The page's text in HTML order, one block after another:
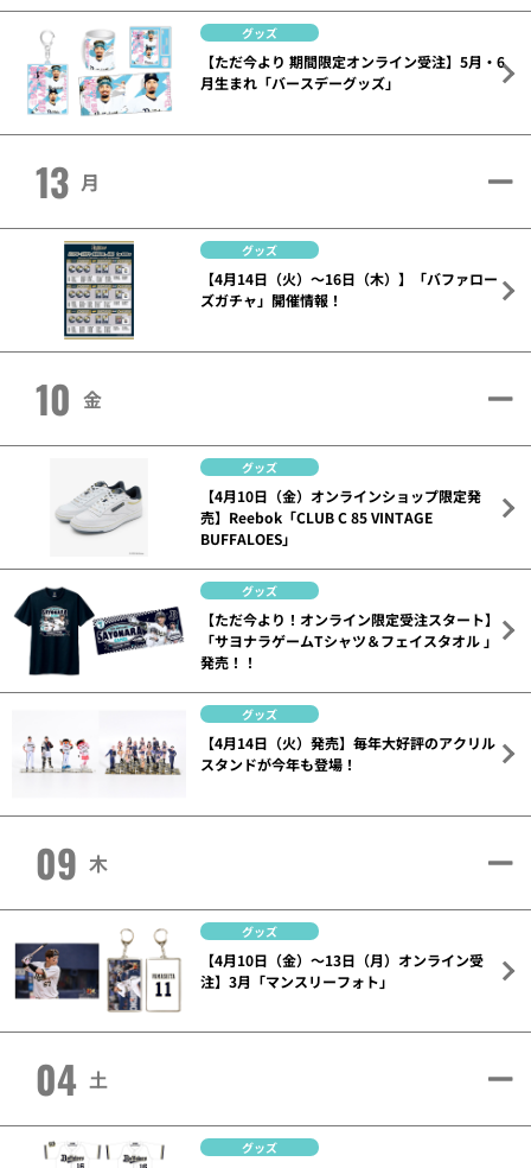
グッズ
【ただ今より 期間限定オンライン受注】5月・6
月生まれ「バースデーグッズ」
13 月
グッズ
【4月14日（火）～16日（木）】「バファロー
ズガチャ」開催情報！
10 金
グッズ
【4月10日（金）オンラインショップ限定発
売】Reebok「CLUB C 85 VINTAGE
BUFFALOES」
グッズ
【ただ今より！オンライン限定受注スタート】
「サヨナラゲームTシャツ＆フェイスタオル 」
発売！！
グッズ
【4月14日（火）発売】毎年大好評のアクリル
スタンドが今年も登場！
09 木
グッズ
【4月10日（金）～13日（月）オンライン受
注】3月「マンスリーフォト」
04 土
グッズ